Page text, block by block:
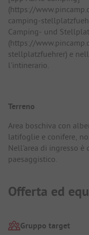
(https://
camping-
Camping- und
(https://
stellplatzfuehrer) e
l'intinerario.
Terreno
Area boschiva con
latifoglie e conifere,
Nell'area di ingresso è
paesaggistico.
Offerta ed
Gruppo target